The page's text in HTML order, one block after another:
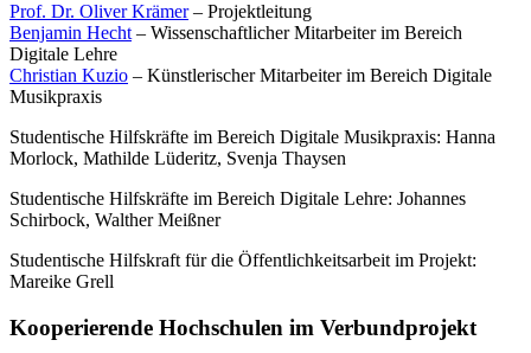
Prof. Dr. Oliver Krämer– Projektleitung
Benjamin Hecht – Wissenschaftlicher Mitarbeiter im Bereich
Digitale Lehre
Christian Kuzio – Künstlerischer Mitarbeiter im Bereich Digitale
Musikpraxis
Studentische Hilfskräfte im Bereich Digitale Musikpraxis: Hanna
Morlock, Mathilde Lüderitz, Svenja Thaysen
Studentische Hilfskräfte im Bereich Digitale Lehre: Johannes
Schirbock, Walther Meißner
Studentische Hilfskraft für die Öffentlichkeitsarbeit im Projekt:
Mareike Grell
Kooperierende Hochschulen im Verbundprojekt